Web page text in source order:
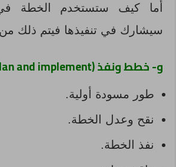
أما كيف ستستخدم الخطة
سيشارك في تنفيذها فيتم ذلك
و- خطط ونفذ (Plan and implement)
طور مسودة أولية.
نقح وعدل الخطة.
نفذ الخطة.